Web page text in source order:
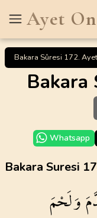
Ayet
Bakara Sûresi 172. Ayet
Bakara
Whatsapp
Bakara Suresi
وَلَحْمَ